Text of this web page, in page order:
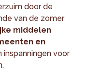
door de
van de zomer
middelen
en
inspanningen voor